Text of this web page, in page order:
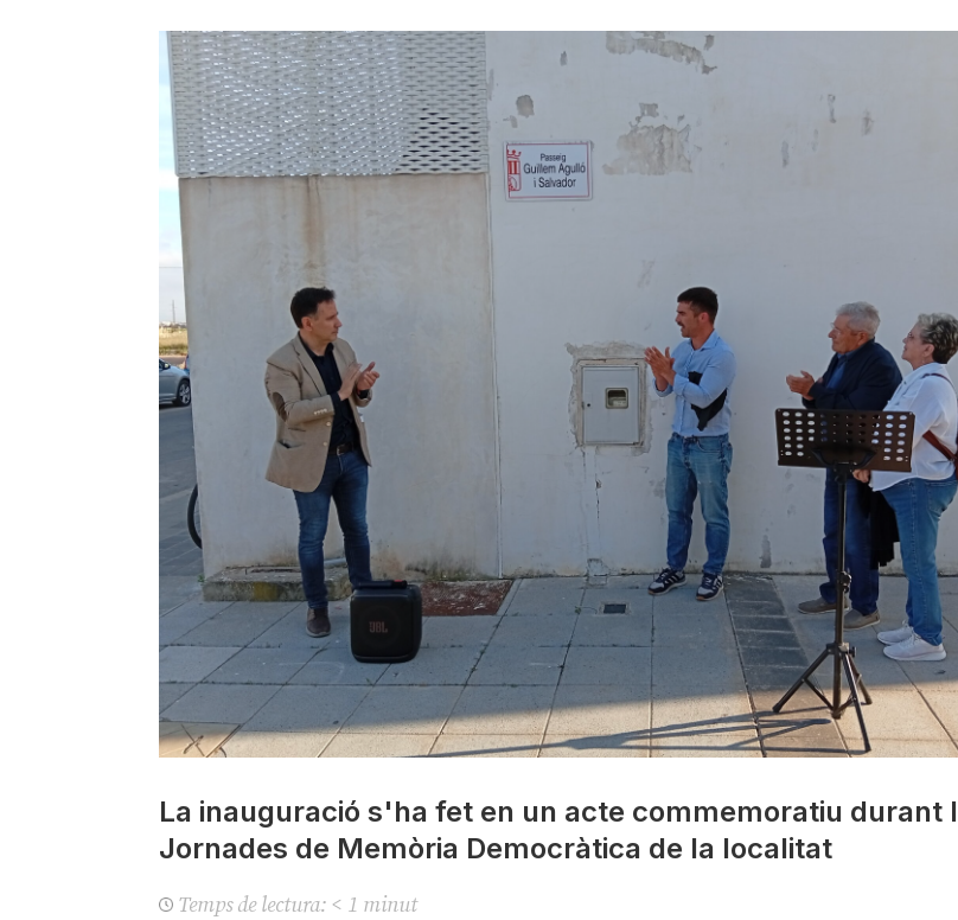
La inauguració s'ha fet en un acte commemoratiu durant
Jornades de Memòria Democràtica de la localitat
Temps de lectura: < 1 minut